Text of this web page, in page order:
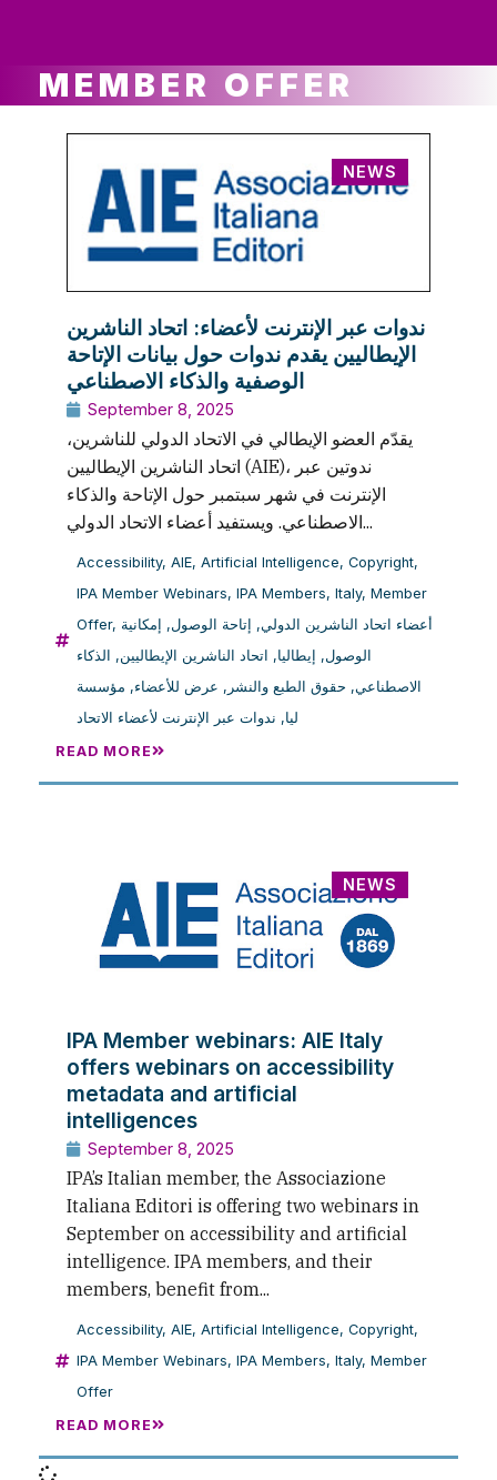
MEMBER OFFER
NEWS
ندوات عبر الإنترنت لأعضاء: اتحاد الناشرين
الإيطاليين يقدم ندوات حول بيانات الإتاحة
الوصفية والذكاء الاصطناعي
September 8, 2025
يقدّم العضو الإيطالي في الاتحاد الدولي للناشرين،
اتحاد الناشرين الإيطاليين (AIE)، ندوتين عبر
الإنترنت في شهر سبتمبر حول الإتاحة والذكاء
الاصطناعي. ويستفيد أعضاء الاتحاد الدولي...
Accessibility, AIE, Artificial Intelligence, Copyright,
IPA Member Webinars, IPA Members, Italy, Member
Offer, أعضاء اتحاد الناشرين الدولي, إتاحة الوصول, إمكانية
الوصول, إيطاليا, اتحاد الناشرين الإيطاليين, الذكاء
الاصطناعي, حقوق الطبع والنشر , عرض للأعضاء, مؤسسة
ليا, ندوات عبر الإنترنت لأعضاء الاتحاد
READ MORE
NEWS
IPA Member webinars: AIE Italy
offers webinars on accessibility
metadata and artificial
intelligences
September 8, 2025
IPA’s Italian member, the Associazione
Italiana Editori is offering two webinars in
September on accessibility and artificial
intelligence. IPA members, and their
members, benefit from...
Accessibility, AIE, Artificial Intelligence, Copyright,
IPA Member Webinars, IPA Members, Italy, Member
Offer
READ MORE